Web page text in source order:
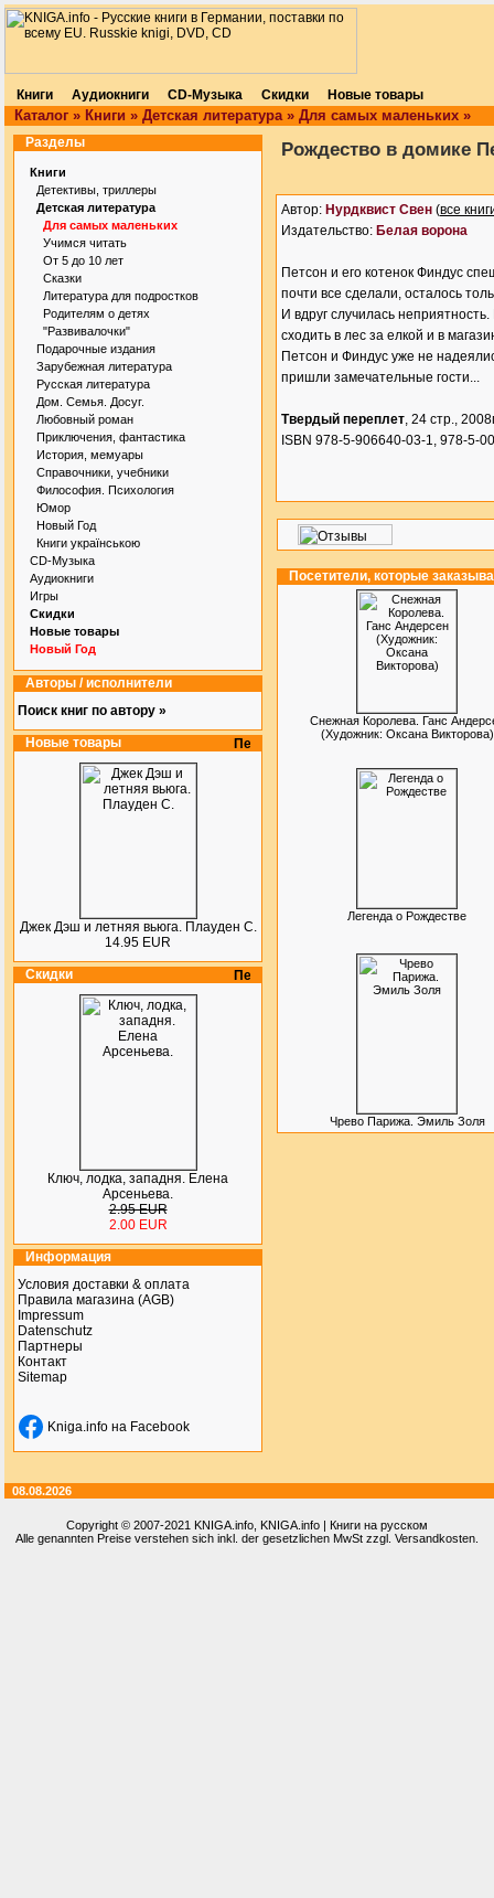
Книги Аудиокниги CD-Музыка Скидки Новые товары
Каталог » Книги » Детская литература» Для самых маленьких »
Разделы
Книги
Детективы, триллеры
Детская литература
Для самых маленьких
Учимся читать
От 5 до 10 лет
Сказки
Литература для подростков
Родителям о детях
"Развивалочки"
Подарочные издания
Зарубежная литература
Русская литература
Дом. Семья. Досуг.
Любовный роман
Приключения, фантастика
История, мемуары
Справочники, учебники
Философия. Психология
Юмор
Новый Год
Книги українською
CD-Музыка
Аудиокниги
Игры
Скидки
Новые товары
Новый Год
Авторы / исполнители
Поиск книг по автору »
Новые товары
Джек Дэш и летняя вьюга. Плауден С.
14.95 EUR
Скидки
Ключ, лодка, западня. Елена
Арсеньева.
2.95 EUR
2.00 EUR
Информация
Условия доставки & оплата
Правила магазина (AGB)
Impressum
Datenschutz
Партнеры
Контакт
Sitemap
Kniga.info на Facebook
Рождество в домике
Автор: Нурдквист Свен (все
Издательство: Белая ворона
Петсон и его котенок Финдус
почти все сделали, осталось
И вдруг случилась
сходить в лес за елкой и в
Петсон и Финдус уже не
пришли замечательные гости...
Твердый переплет, 24 стр.,
ISBN 978-5-906640-03-1, 978-5-
Посетители, которые
Снежная Королева. Ганс
(Художник: Оксана Викторова)
Легенда о Рождестве
Чрево Парижа. Эмиль Золя
08.08.2026
Copyright © 2007-2021 KNIGA.info , KNIGA.info | Книги на русском
Alle genannten Preise verstehen sich inkl. der gesetzlichen MwSt zzgl. Versandkosten.